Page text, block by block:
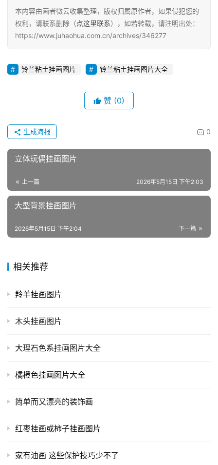
本内容由画者微云收集整理，版权归属原作者，如果侵犯您的
权利，请联系删除（点这里联系），如若转载，请注明出处：
https://www.juhaohua.com.cn/archives/346277
铃兰粘土挂画图片 铃兰粘土挂画图片大全
赞 (0)
0
生成海报
立体玩偶挂画图片
上一篇 2026年5月15日 下午2:03
大型背景挂画图片
下一篇
2026年5月15日 下午2:04
相关推荐
羚羊挂画图片
木头挂画图片
大理石色系挂画图片大全
橘橙色挂画图片大全
简单而又漂亮的装饰画
红枣挂画或柿子挂画图片
家有油画 这些保护技巧少不了